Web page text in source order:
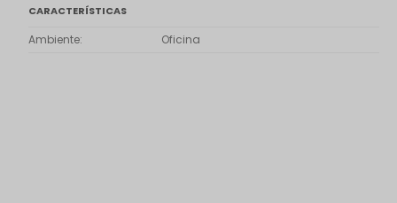
CARACTERÍSTICAS
Ambiente Oficina